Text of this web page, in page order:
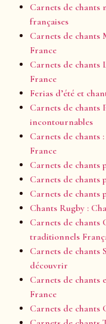
Carnets de chants
françaises
Carnets de chants
France
Carnets de chants
France
Ferias d’été et
Carnets de chants
incontournables
Carnets de chants
France
Carnets de chants
Carnets de chants
Carnets de chants
Chants Rugby :
Carnets de chants
traditionnels
Carnets de chants
découvrir
Carnets de chants
France
Carnets de chants